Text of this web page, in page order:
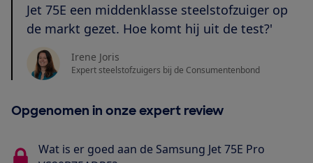
Jet 75E een middenklasse steelstofzuiger op
de markt gezet. Hoe komt hij uit de test?'
Irene Joris
Expert steelstofzuigers bij de Consumentenbond
Opgenomen in onze expert review
Wat is er goed aan de Samsung Jet 75E Pro